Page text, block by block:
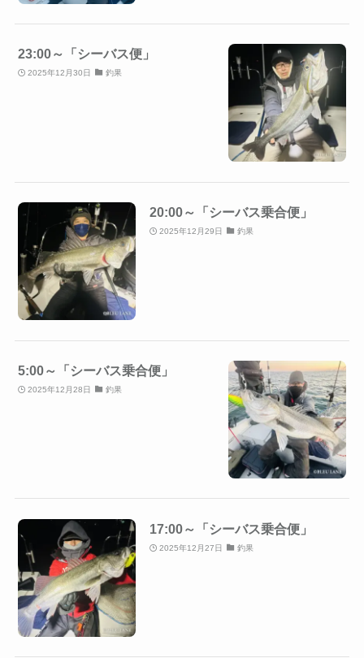
23:00～「シーバス便」
2025年12月30日 釣果
20:00～「シーバス乗合便」
2025年12月29日 釣果
5:00～「シーバス乗合便」
2025年12月28日 釣果
17:00～「シーバス乗合便」
2025年12月27日 釣果